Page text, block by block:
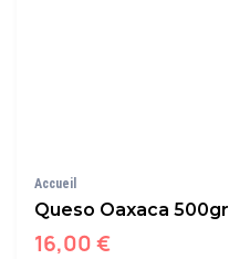
Accueil
Queso Oaxaca 500gr
16,00 €